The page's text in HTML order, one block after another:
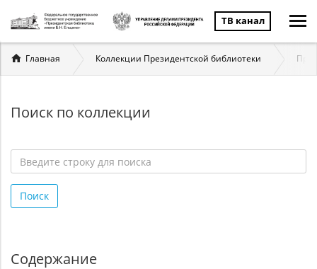
ТВ канал
Вы
здесь
Главная Коллекции Президентской библиотеки
Поиск по коллекции
строку
для
Поиск
Содержание